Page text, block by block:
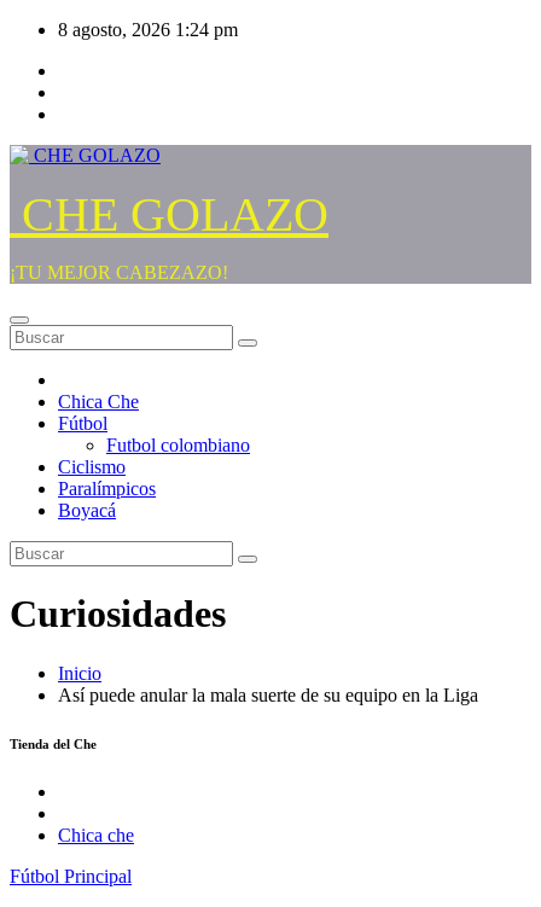
Saltar
contenido
8 agosto, 2026 1:24 pm
CHE GOLAZO
¡TU MEJOR CABEZAZO!
Chica Che
Fútbol
Futbol colombiano
Ciclismo
Paralímpicos
Boyacá
Curiosidades
Inicio
Así puede anular la mala suerte de su equipo en la Liga
Tienda del Che
Chica che
Fútbol Principal